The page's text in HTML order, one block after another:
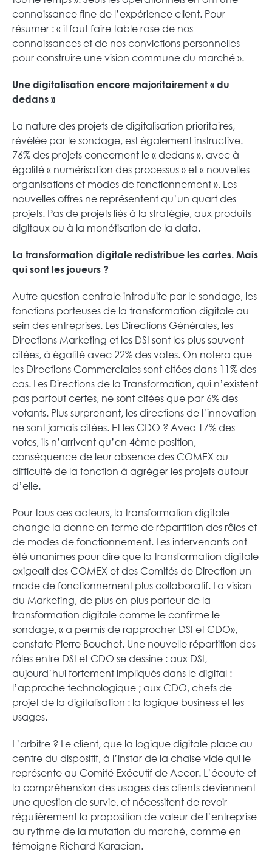
connaissance fine de l’expérience client. Pour
résumer : « il faut faire table rase de nos
connaissances et de nos convictions personnelles
pour construire une vision commune du marché ».
Une digitalisation encore majoritairement « du
dedans »
La nature des projets de digitalisation prioritaires,
révélée par le sondage, est également instructive.
76% des projets concernent le « dedans », avec à
égalité « numérisation des processus » et « nouvelles
organisations et modes de fonctionnement ». Les
nouvelles offres ne représentent qu’un quart des
projets. Pas de projets liés à la stratégie, aux produits
digitaux ou à la monétisation de la data.
La transformation digitale redistribue les cartes. Mais
qui sont les joueurs ?
Autre question centrale introduite par le sondage, les
fonctions porteuses de la transformation digitale au
sein des entreprises. Les Directions Générales, les
Directions Marketing et les DSI sont les plus souvent
citées, à égalité avec 22% des votes. On notera que
les Directions Commerciales sont citées dans 11% des
cas. Les Directions de la Transformation, qui n’existent
pas partout certes, ne sont citées que par 6% des
votants. Plus surprenant, les directions de l’innovation
ne sont jamais citées. Et les CDO ? Avec 17% des
votes, ils n’arrivent qu’en 4ème position,
conséquence de leur absence des COMEX ou
difficulté de la fonction à agréger les projets autour
d’elle.
Pour tous ces acteurs, la transformation digitale
change la donne en terme de répartition des rôles et
de modes de fonctionnement. Les intervenants ont
été unanimes pour dire que la transformation digitale
exigeait des COMEX et des Comités de Direction un
mode de fonctionnement plus collaboratif. La vision
du Marketing, de plus en plus porteur de la
transformation digitale comme le confirme le
sondage, « a permis de rapprocher DSI et CDO»,
constate Pierre Bouchet. Une nouvelle répartition des
rôles entre DSI et CDO se dessine : aux DSI,
aujourd’hui fortement impliqués dans le digital :
l’approche technologique ; aux CDO, chefs de
projet de la digitalisation : la logique business et les
usages.
L’arbitre ? Le client, que la logique digitale place au
centre du dispositif, à l’instar de la chaise vide qui le
représente au Comité Exécutif de Accor. L’écoute et
la compréhension des usages des clients deviennent
une question de survie, et nécessitent de revoir
régulièrement la proposition de valeur de l’entreprise
au rythme de la mutation du marché, comme en
témoigne Richard Karacian.